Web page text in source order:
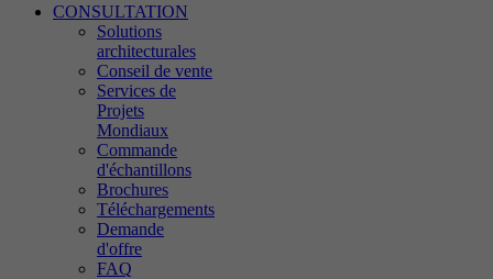
CONSULTATION
Solutions
architecturales
Conseil de vente
Services de
Projets
Mondiaux
Commande
d'échantillons
Brochures
Téléchargements
Demande
d'offre
FAQ